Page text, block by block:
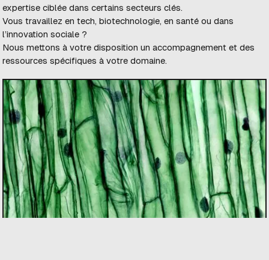
expertise ciblée dans certains secteurs clés.
Vous travaillez en tech, biotechnologie, en santé ou dans
l’innovation sociale ?
Nous mettons à votre disposition un accompagnement et des
ressources spécifiques à votre domaine.